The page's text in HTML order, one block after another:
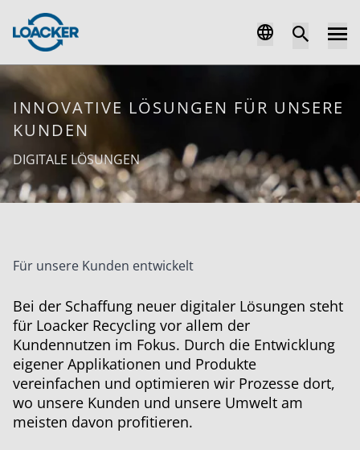
INNOVATIVE LÖSUNGEN FÜR UNSERE
KUNDEN
DIGITALE LÖSUNGEN
Für unsere Kunden entwickelt
Bei der Schaffung neuer digitaler Lösungen steht
für Loacker Recycling vor allem der
Kundennutzen im Fokus. Durch die Entwicklung
eigener ­Applikationen und Produkte
vereinfachen und optimieren wir Prozesse dort,
wo unsere Kunden und unsere Umwelt am
meisten davon profitieren.